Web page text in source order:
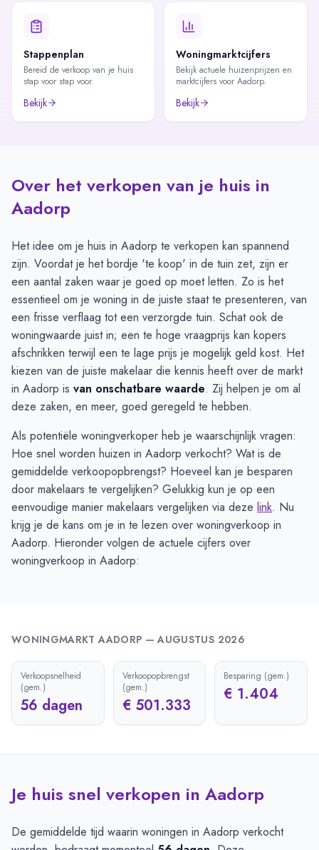
Stappenplan
Bereid de verkoop van je huis
stap voor stap voor.
Bekijk
Woningmarktcijfers
Bekijk actuele huizenprijzen en
marktcijfers voor Aadorp.
Bekijk
Over het verkopen van je huis in
Aadorp
Het idee om je huis in Aadorp te verkopen kan spannend
zijn. Voordat je het bordje 'te koop' in de tuin zet, zijn er
een aantal zaken waar je goed op moet letten. Zo is het
essentieel om je woning in de juiste staat te presenteren, van
een frisse verflaag tot een verzorgde tuin. Schat ook de
woningwaarde juist in; een te hoge vraagprijs kan kopers
afschrikken terwijl een te lage prijs je mogelijk geld kost. Het
kiezen van de juiste makelaar die kennis heeft over de markt
in Aadorp is van onschatbare waarde. Zij helpen je om al
deze zaken, en meer, goed geregeld te hebben.
Als potentiële woningverkoper heb je waarschijnlijk vragen:
Hoe snel worden huizen in Aadorp verkocht? Wat is de
gemiddelde verkoopopbrengst? Hoeveel kan je besparen
door makelaars te vergelijken? Gelukkig kun je op een
eenvoudige manier makelaars vergelijken via deze link. Nu
krijg je de kans om je in te lezen over woningverkoop in
Aadorp. Hieronder volgen de actuele cijfers over
woningverkoop in Aadorp:
WONINGMARKTAADORP —AUGUSTUS 2026
Verkoopsnelheid
(gem.)
56 dagen
Verkoopopbrengst
(gem.)
€ 501.333
Besparing (gem.)
€ 1.404
Je huis snel verkopen in Aadorp
De gemiddelde tijd waarin woningen in Aadorp verkocht